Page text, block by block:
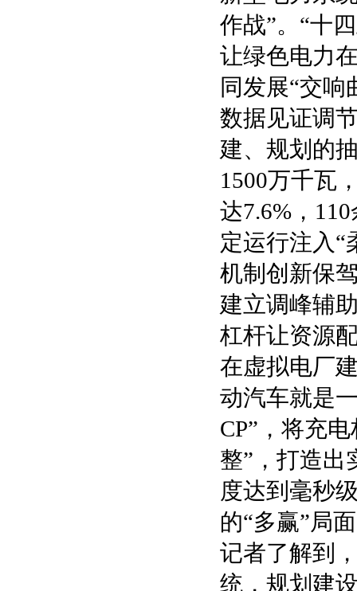
作战”。“十
让绿色电力
同发展“交响
数据见证调
建、规划的
1500万千瓦
达7.6%，
定运行注入“
机制创新保
建立调峰辅
杠杆让资源
在虚拟电厂
动汽车就是
CP”，将充
整”，打造出
度达到毫秒
的“多赢”局
记者了解到
统，规划建